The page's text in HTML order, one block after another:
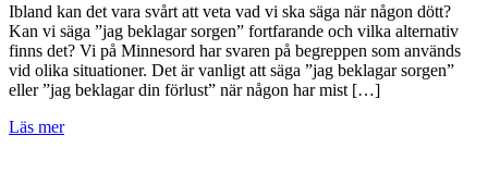
Ibland kan det vara svårt att veta vad vi ska säga när någon dött?
Kan vi säga ”jag beklagar sorgen” fortfarande och vilka alternativ
finns det? Vi på Minnesord har svaren på begreppen som används
vid olika situationer. Det är vanligt att säga ”jag beklagar sorgen”
eller ”jag beklagar din förlust” när någon har mist […]
Läs mer